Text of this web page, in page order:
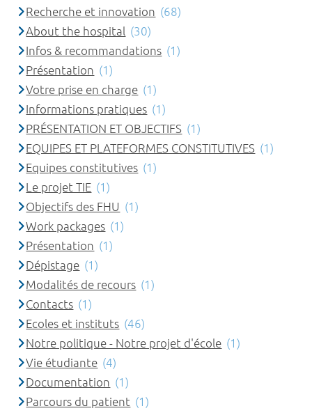
Recherche et innovation (68)
About the hospital (30)
Infos & recommandations (1)
Présentation (1)
Votre prise en charge (1)
Informations pratiques (1)
PRÉSENTATION ET OBJECTIFS (1)
EQUIPES ET PLATEFORMES CONSTITUTIVES (1)
Equipes constitutives (1)
Le projet TIE (1)
Objectifs des FHU (1)
Work packages (1)
Présentation (1)
Dépistage (1)
Modalités de recours (1)
Contacts (1)
Ecoles et instituts (46)
Notre politique - Notre projet d'école (1)
Vie étudiante (4)
Documentation (1)
Parcours du patient (1)